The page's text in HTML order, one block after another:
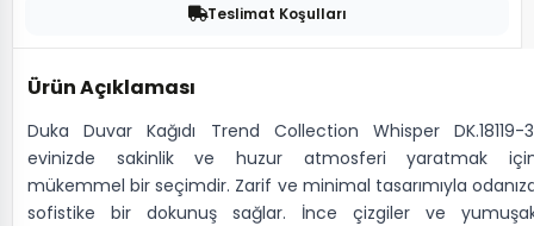
Teslimat Koşulları
Ürün Açıklaması
Duka Duvar Kağıdı Trend Collection Whisper DK.18119-
evinizde sakinlik ve huzur atmosferi yaratmak
mükemmel bir seçimdir. Zarif ve minimal tasarımıyla
sofistike bir dokunuş sağlar. İnce çizgiler ve